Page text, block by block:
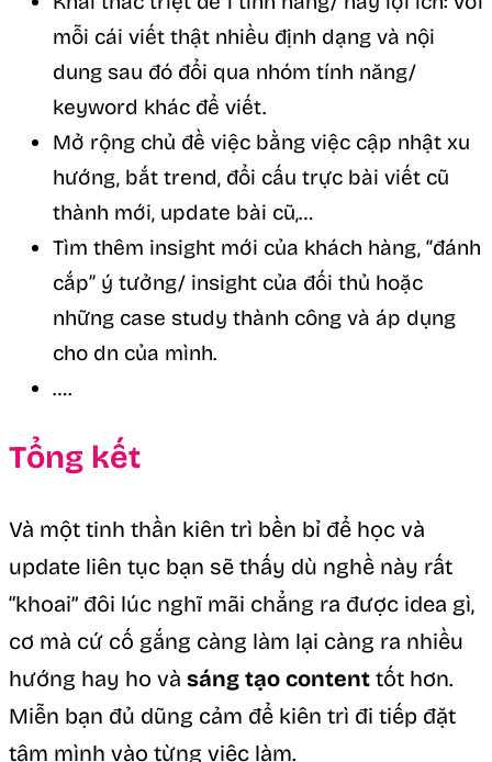
mỗi cái viết thật nhiều định dạng và nội
dung sau đó đổi qua nhóm tính năng/
keyword khác để viết.
Mở rộng chủ đề việc bằng việc cập nhật xu
hướng, bắt trend, đổi cấu trực bài viết cũ
thành mới, update bài cũ,…
Tìm thêm insight mới của khách hàng, “đánh
cắp” ý tưởng/ insight của đối thủ hoặc
những case study thành công và áp dụng
cho dn của mình.
….
Tổng kết
Và một tinh thần kiên trì bền bỉ để học và
update liên tục bạn sẽ thấy dù nghề này rất
“khoai” đôi lúc nghĩ mãi chẳng ra được idea gì,
cơ mà cứ cố gắng càng làm lại càng ra nhiều
hướng hay ho và sáng tạo content tốt hơn.
Miễn bạn đủ dũng cảm để kiên trì đi tiếp đặt
tâm mình vào từng việc làm.